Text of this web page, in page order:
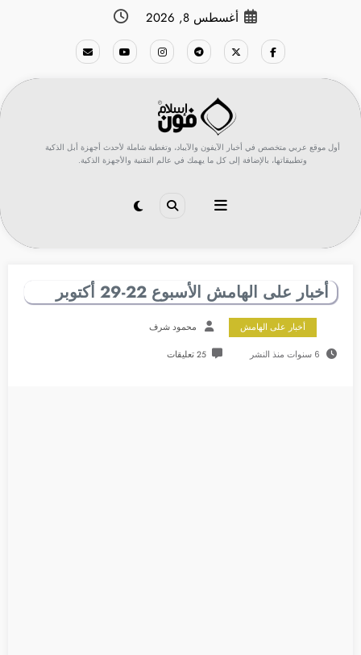
أغسطس 8, 2026
أول موقع عربي متخصص في أخبار الآيفون والآيباد، وتغطية شاملة لأحدث أجهزة أبل الذكية
وتطبيقاتها، بالإضافة إلى كل ما يهمك في عالم التقنية والأجهزة الذكية.
أخبار على الهامش الأسبوع 22-29 أكتوبر
أخبار على الهامش محمود شرف
6 سنوات منذ النشر 25 تعليقات